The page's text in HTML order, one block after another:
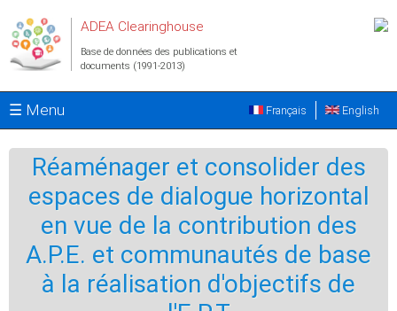
ADEA Clearinghouse
Base de données des publications et
documents (1991-2013)
☰ Menu English
Français
Réaménager et consolider des
espaces de dialogue horizontal
en vue de la contribution des
A.P.E. et communautés de base
à la réalisation d'objectifs de